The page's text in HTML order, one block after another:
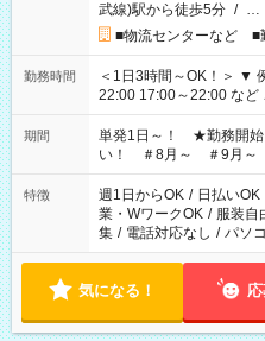
武線)駅から徒歩5分 / …
■物流センターなど ■
勤務時間
＜1日3時間～OK！＞ ▼ 例えば… ▼ 15:00～18:00 15:00～
22:00 17:00～22:00 など こちら以外の時間もお気軽にご相談く
ださい！
期間
単発1日～！ ★勤務開始
い！ ＃8月～ ＃9月～
特徴 週1日からOK / 日払いOK
業・WワークOK / 服装自
集 / 電話対応なし / パソ
気になる！